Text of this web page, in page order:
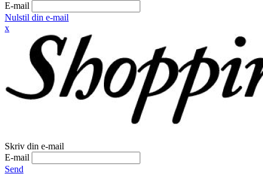
E-mail
Nulstil din e-mail
x
Skriv din e-mail
E-mail
Send